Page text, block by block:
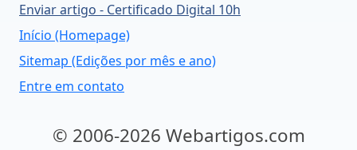
Enviar artigo - Certificado Digital 10h
Início (Homepage)
Sitemap (Edições por mês e ano)
Entre em contato
© 2006-2026 Webartigos.com